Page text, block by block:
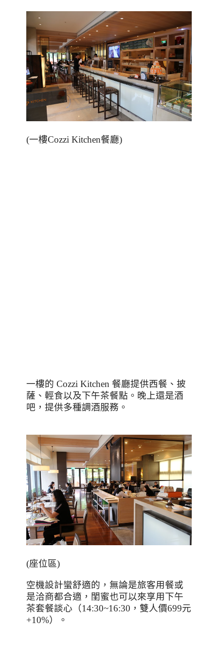
(一樓Cozzi Kitchen餐廳)
一樓的 Cozzi Kitchen 餐廳提供西餐、披
薩、輕食以及下午茶餐點。晚上還是酒
吧，提供多種調酒服務。
(座位區)
空機設計蠻舒適的，無論是旅客用餐或
是洽商都合適，閨蜜也可以來享用下午
茶套餐談心（14:30~16:30，雙人價699元
+10%）。